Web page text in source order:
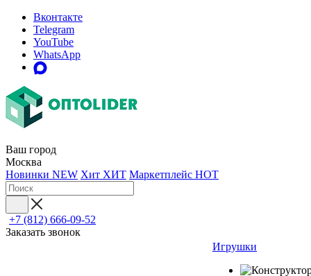
Вконтакте
Telegram
YouTube
WhatsApp
Ваш город
Москва
Новинки NEW Хит ХИТ Маркетплейс HOT
+7 (812) 666-09-52
Заказать звонок
Игрушки